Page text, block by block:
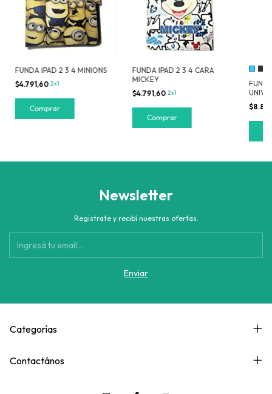
FUNDA IPAD 2 3 4 MINIONS
$4.791,602x1
FUNDA IPAD 2 3 4 CARA
MICKEY
$4.791,602x1
Newsletter
Registrate y recibí nuestras ofertas.
Categorías
Contactános